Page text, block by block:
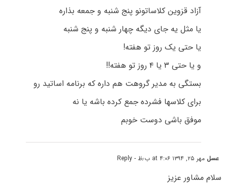
آزاد قزوین کلاساتونو پنج شنبه و جمعه بذاره
یا مثل یه جای دیگه چهار شنبه و پنج شنبه
یا حتی یک روز تو هفته!
و یا حتی ۳ یا ۴ روز تو هفته!!
بستگی به مدیر گروهت هم داره که برنامه اساتید رو
برای کلاسها فشرده جمع کرده باشه یا نه
موفق باشی دوست خوبم
عسل مهر ۲۵, ۱۳۹۴ at ۴:۰۶ ب٫ظ - Reply
سلام مشاور عزیز